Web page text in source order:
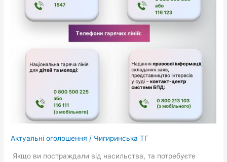
Актуальні оголошення / Чигиринська ТГ
Якщо ви постраждали від насильства, та потребуєте